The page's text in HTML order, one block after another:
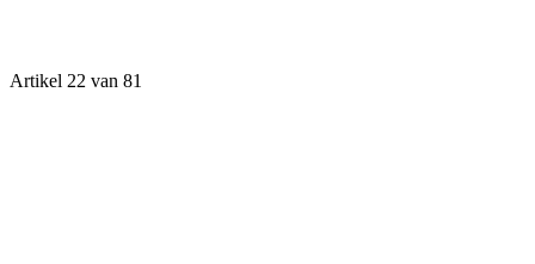
Artikel 22 van 81